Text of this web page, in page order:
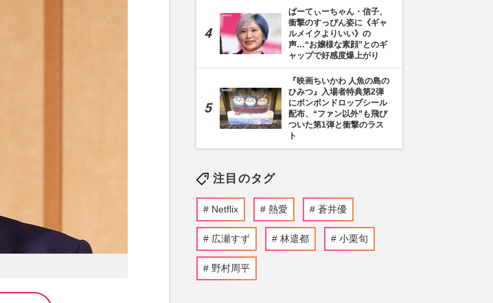
ぱーてぃーちゃん・信子、
衝撃のすっぴん姿に《ギャ
ルメイクよりいい》の
声…“お嬢様な素顔”とのギ
ャップで好感度爆上がり
『映画ちいかわ 人魚の島の
ひみつ』入場者特典第2弾
にボンボンドロップシール
配布、“ファン以外”も飛び
ついた第1弾と衝撃のラス
ト
注目のタグ
Netflix 熱愛 蒼井優
広瀬すず 林遣都 小栗旬
野村周平